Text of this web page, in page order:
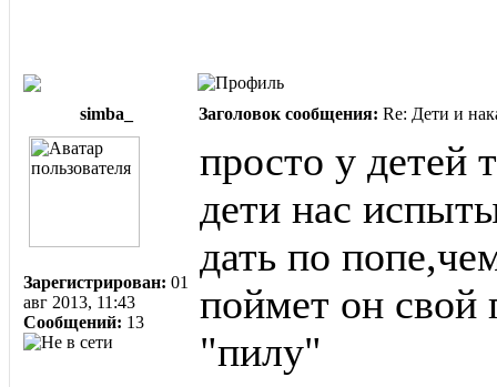
simba_ Заголовок сообщения: Re: Дети и
Зарегистрирован: 01
авг 2013, 11:43
Сообщений: 13
просто у детей
дети нас
дать по
поймет он свой
"пилу"